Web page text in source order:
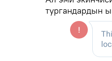
тургандардын